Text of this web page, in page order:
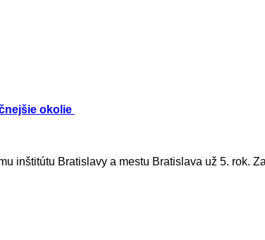
okolie
inštitútu Bratislavy a mestu Bratislava už 5. rok.